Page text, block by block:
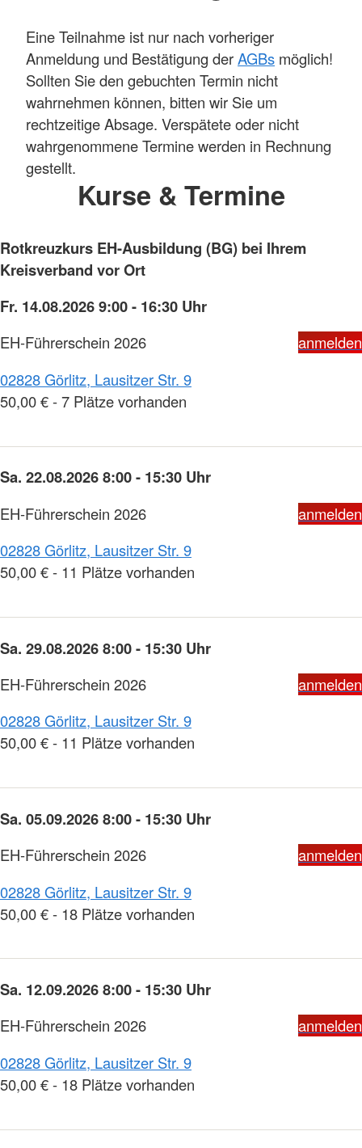
Eine Teilnahme ist nur nach vorheriger
Anmeldung und Bestätigung derAGBs möglich!
Sollten Sie den gebuchten Termin nicht
wahrnehmen können, bitten wir Sie um
rechtzeitige Absage. Verspätete oder nicht
wahrgenommene Termine werden in Rechnung
gestellt.
Kurse & Termine
Rotkreuzkurs EH-Ausbildung (BG) bei Ihrem
Kreisverband vor Ort
Fr. 14.08.2026 9:00 - 16:30 Uhr
EH-Führerschein 2026
anmelden
02828 Görlitz, Lausitzer Str. 9
50,00 € - 7 Plätze vorhanden
Sa. 22.08.2026 8:00 - 15:30 Uhr
EH-Führerschein 2026
anmelden
02828 Görlitz, Lausitzer Str. 9
50,00 € - 11 Plätze vorhanden
Sa. 29.08.2026 8:00 - 15:30 Uhr
EH-Führerschein 2026
anmelden
02828 Görlitz, Lausitzer Str. 9
50,00 € - 11 Plätze vorhanden
Sa. 05.09.2026 8:00 - 15:30 Uhr
EH-Führerschein 2026
anmelden
02828 Görlitz, Lausitzer Str. 9
50,00 € - 18 Plätze vorhanden
Sa. 12.09.2026 8:00 - 15:30 Uhr
EH-Führerschein 2026
anmelden
02828 Görlitz, Lausitzer Str. 9
50,00 € - 18 Plätze vorhanden